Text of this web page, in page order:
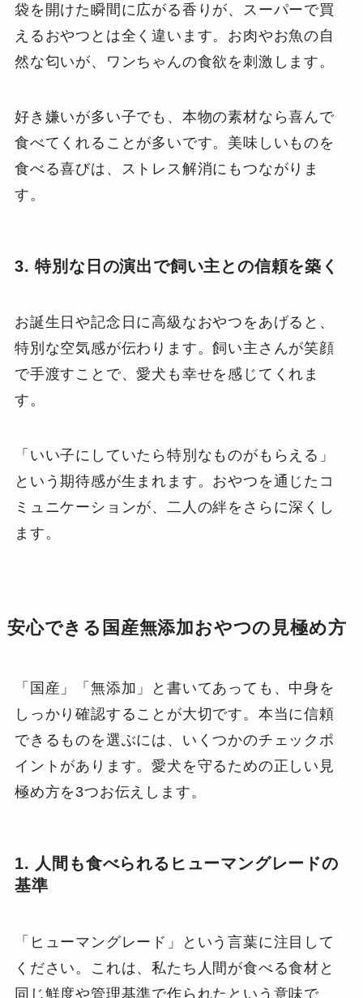
袋を開けた瞬間に広がる香りが、スーパーで買
えるおやつとは全く違います。お肉やお魚の自
然な匂いが、ワンちゃんの食欲を刺激します。
好き嫌いが多い子でも、本物の素材なら喜んで
食べてくれることが多いです。美味しいものを
食べる喜びは、ストレス解消にもつながりま
す。
3. 特別な日の演出で飼い主との信頼を築く
お誕生日や記念日に高級なおやつをあげると、
特別な空気感が伝わります。飼い主さんが笑顔
で手渡すことで、愛犬も幸せを感じてくれま
す。
「いい子にしていたら特別なものがもらえる」
という期待感が生まれます。おやつを通じたコ
ミュニケーションが、二人の絆をさらに深くし
ます。
安心できる国産無添加おやつの見極め方
「国産」「無添加」と書いてあっても、中身を
しっかり確認することが大切です。本当に信頼
できるものを選ぶには、いくつかのチェックポ
イントがあります。愛犬を守るための正しい見
極め方を3つお伝えします。
1. 人間も食べられるヒューマングレードの
基準
「ヒューマングレード」という言葉に注目して
ください。これは、私たち人間が食べる食材と
同じ鮮度や管理基準で作られたという意味で